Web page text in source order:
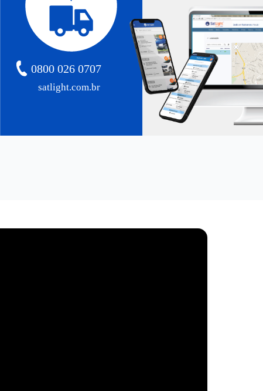
satlight.com.br
0800 026 0707